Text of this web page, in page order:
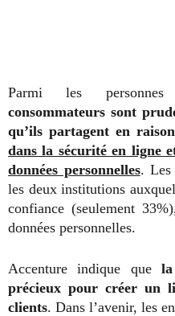
Parmi les
consommateurs sont
qu’ils partagent en
dans la sécurité en ligne
données personnelles. Les
les deux institutions
confiance (seulement
données personnelles.
Accenture indique que
précieux pour créer un
clients. Dans l’avenir, les